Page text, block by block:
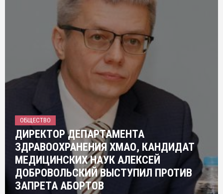
ОБЩЕСТВО
ДИРЕКТОР ДЕПАРТАМЕНТА
ЗДРАВООХРАНЕНИЯ ХМАО, КАНДИДАТ
МЕДИЦИНСКИХ НАУК АЛЕКСЕЙ
ДОБРОВОЛЬСКИЙ ВЫСТУПИЛ ПРОТИВ
ЗАПРЕТА АБОРТОВ